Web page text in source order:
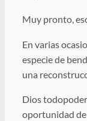
Muy pronto,
En varias
especie de
una
Dios
oportunidad